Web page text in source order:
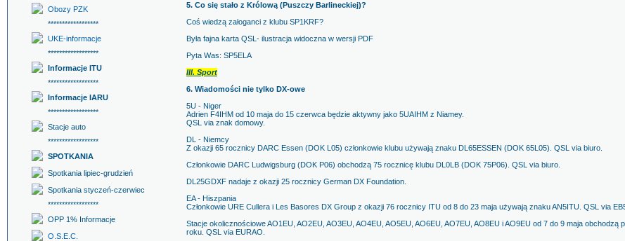
Obozy PZK
******************
UKE-informacje
******************
Informacje ITU
******************
Informacje IARU
******************
Stacje auto
******************
SPOTKANIA
Spotkania lipiec-grudzień
Spotkania styczeń-czerwiec
******************
OPP 1% Informacje
O.S.E.C.
5. Co się stało z Królową (Puszczy Barlineckiej)?
Coś wiedzą załoganci z klubu SP1KRF?
Była fajna karta QSL- ilustracja widoczna w wersji PDF
Pyta Was: SP5ELA
III. Sport
6. Wiadomości nie tylko DX-owe
5U - Niger
Adrien F4IHM od 10 maja do 15 czerwca będzie aktywny jako 5UAIHM z Niamey.
QSL via znak domowy.
DL - Niemcy
Z okazji 65 rocznicy DARC Essen (DOK L05) członkowie klubu używają znaku DL65ESSEN (DOK 65L05). QSL via biuro.
Członkowie DARC Ludwigsburg (DOK P06) obchodzą 75 rocznicę klubu DL0LB (DOK 75P06). QSL via biuro.
DL25GDXF nadaje z okazji 25 rocznicy German DX Foundation.
EA - Hiszpania
Członkowie URE Cullera i Les Basores DX Group z okazji 76 rocznicy ITU od 8 do 23 maja używają znaku AN5ITU. QSL via
Stacje okolicznościowe AO1EU, AO2EU, AO3EU, AO4EU, AO5EU, AO6EU, AO7EU, AO8EU i AO9EU od 7 do 9 maja obchodzą
roku. QSL via EURAO.